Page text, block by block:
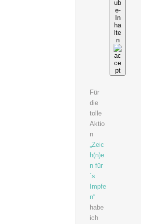
ub
e-
In
ha
lte
n
Für
die
tolle
Aktio
n
„Zeic
h(n)e
n für
´s
Impfe
n“
habe
ich